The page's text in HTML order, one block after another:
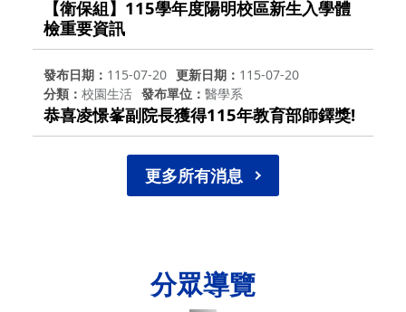
【衛保組】115學年度陽明校區新生入學體
檢重要資訊
發布日期 115-07-20 更新日期
115-07-20
分類
校園生活 發布單位 醫學系
恭喜凌憬峯副院長獲得115年教育部師鐸獎!
更多所有消息
分眾導覽